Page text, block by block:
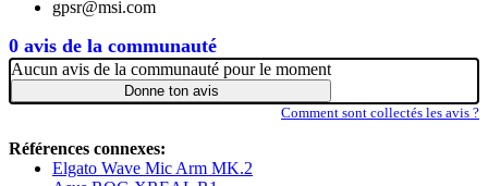
0 avis de la communauté
gpsr@msi.com
Aucun avis de la communauté pour le moment
Donne ton avis
Comment sont collectés les avis ?
Références connexes:
Elgato Wave Mic Arm MK.2